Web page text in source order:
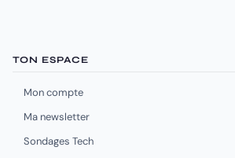
TON ESPACE
Mon compte
Ma newsletter
Sondages Tech